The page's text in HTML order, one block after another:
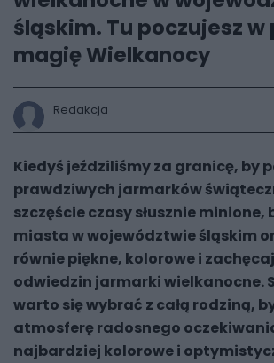
śląskim. Tu poczujesz w
magię Wielkanocy
Redakcja
Kiedyś jeździliśmy za granicę, by
prawdziwych jarmarków
szczęście czasy słusznie minione,
miasta w województwie śląskim
równie piękne, kolorowe i
odwiedzin jarmarki wielkanocne.
warto się wybrać z całą rodziną,
atmosferę radosnego
najbardziej kolorowe i